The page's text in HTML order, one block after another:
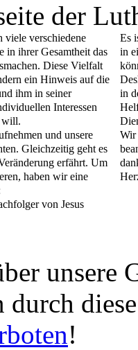
der
viele verschiedene
in ihrer Gesamtheit das
Diese Vielfalt
ein Hinweis auf die
ihm in seiner
Interessen
will.
und unsere
Gleichzeitig geht es
erfährt. Um
haben wir eine
von Jesus
Es
in
in
Wir
unsere
durch
!